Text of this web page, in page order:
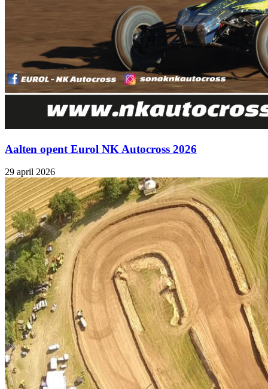
Aalten opent Eurol NK Autocross 2026
29 april 2026